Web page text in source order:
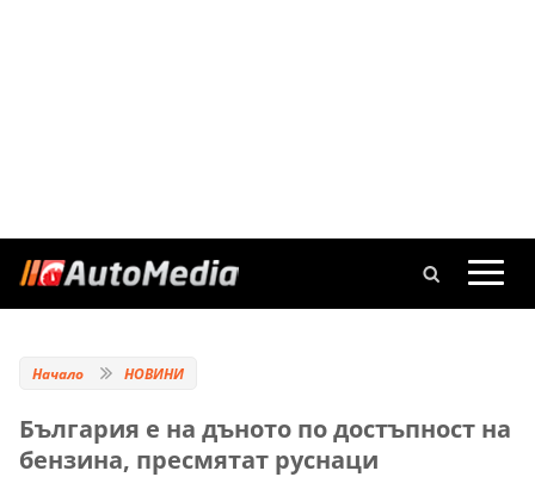
Начало НОВИНИ
България е на дъното по достъпност на
бензина, пресмятат руснаци